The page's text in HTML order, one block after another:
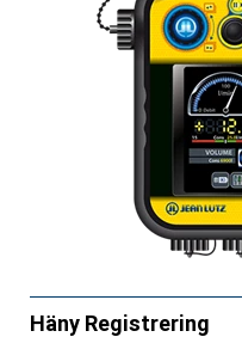
Häny Registrering